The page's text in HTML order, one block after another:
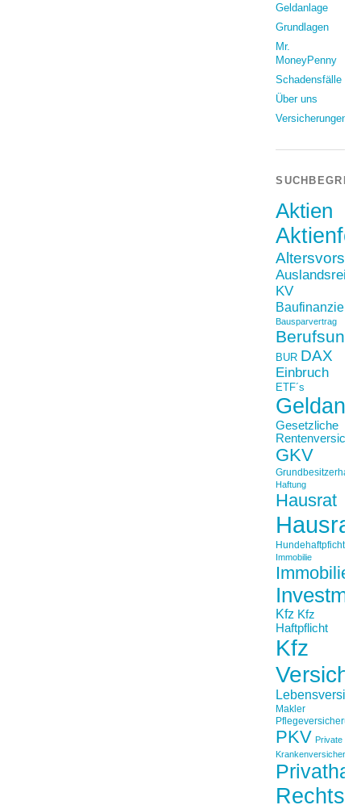
Geldanlage
Grundlagen
Mr.
MoneyPenny
Schadensfälle
Über uns
Versicherungen
Aktien
Auslandsreise
KV
Bausparvertrag
BUR DAX
Einbruch
ETF´s
Gesetzliche
GKV
Haftung
Hausrat
Hundehaftpficht
Immobilie
Kfz Kfz
Haftpflicht
Kfz
Makler
Pflegeversicherung
PKV Private
Krankenversicherung